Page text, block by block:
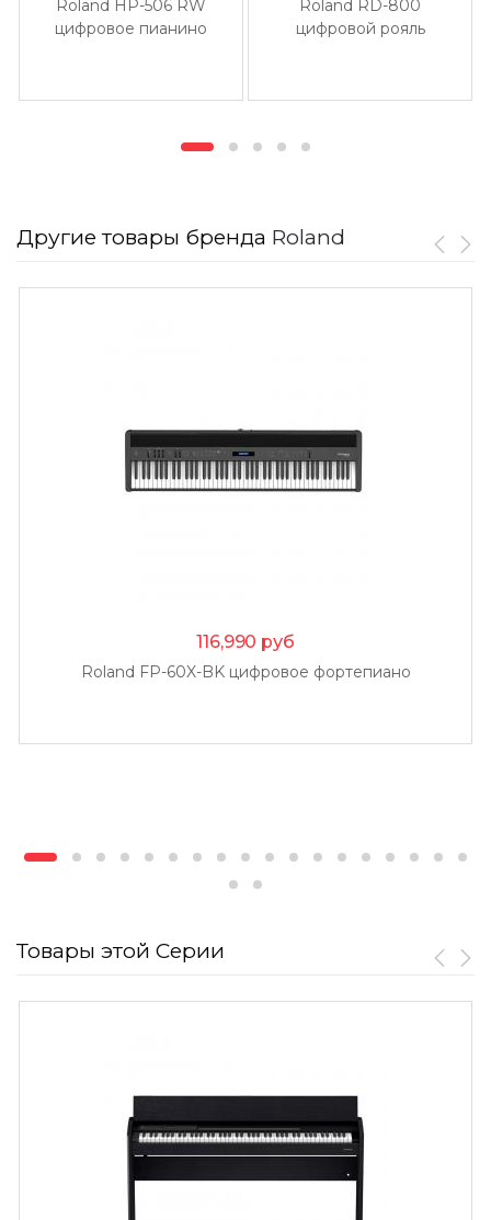
Roland HP-506 RW
цифровое пианино
Roland RD-800
цифровой рояль
Другие товары бренда Roland
116,990 руб
Roland FP-60X-BK цифровое фортепиано
Товары этой Серии